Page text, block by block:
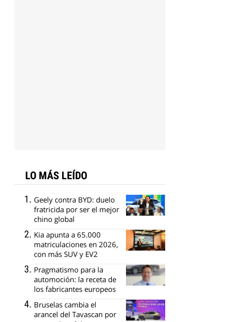
LO MÁS LEÍDO
Geely contra BYD: duelo
fratricida por ser el mejor
chino global
Kia apunta a 65.000
matriculaciones en 2026,
con más SUV y EV2
Pragmatismo para la
automoción: la receta de
los fabricantes europeos
Bruselas cambia el
arancel del Tavascan por